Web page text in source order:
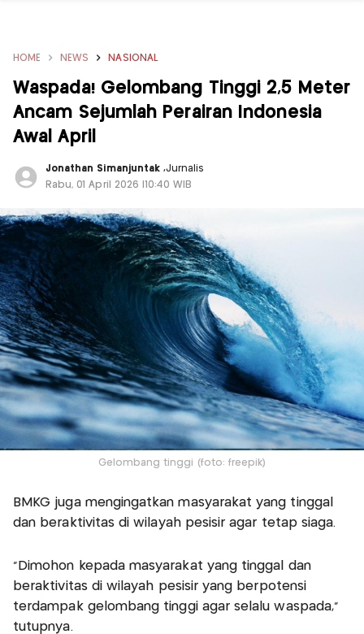
HOME NEWS NASIONAL
Waspada! Gelombang Tinggi 2,5 Meter
Ancam Sejumlah Perairan Indonesia
Awal April
Jonathan Simanjuntak,Jurnalis
Rabu, 01 April 2026 |10:40 WIB
Gelombang tinggi (foto: freepik)
BMKG juga mengingatkan masyarakat yang tinggal
dan beraktivitas di wilayah pesisir agar tetap siaga.
“Dimohon kepada masyarakat yang tinggal dan
beraktivitas di wilayah pesisir yang berpotensi
terdampak gelombang tinggi agar selalu waspada,”
tutupnya.